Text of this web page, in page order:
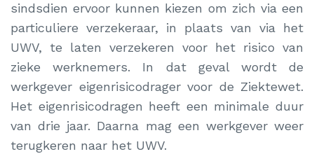
sindsdien ervoor kunnen kiezen om zich via een
particuliere verzekeraar, in plaats van via het
UWV, te laten verzekeren voor het risico van
zieke werknemers. In dat geval wordt de
werkgever eigenrisicodrager voor de Ziektewet.
Het eigenrisicodragen heeft een minimale duur
van drie jaar. Daarna mag een werkgever weer
terugkeren naar het UWV.